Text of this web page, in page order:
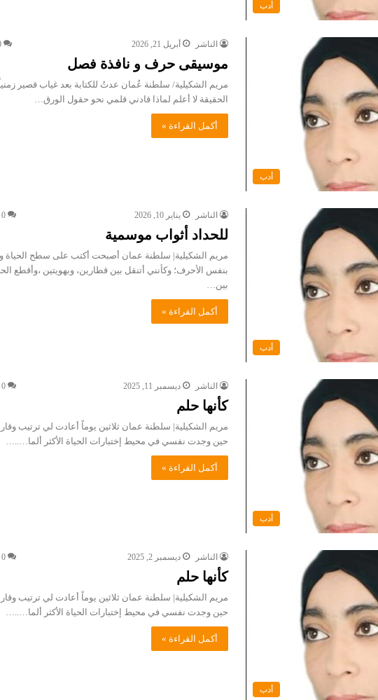
أدب
أدب
الناشر أبريل 21, 2026
موسيقى حرف و نافذة فصل
مريم الشكيلية/ سلطنة عُمان عدتُ للكتابة بعد غياب قصير
الحقيقة لا أعلم لماذا قادني قلمي نحو حقول الورق…
أكمل القراءة »
أدب
الناشر يناير 10, 2026 0
للحداد أثواب موسمية
مريم الشكيلية| سلطنة عمان أصبحت أكتب على سطح الحياة
بنفس الأحرف؛ وكأنني أتنقل بين قطارين، وبهويتين ،وأقطع
بين…
أكمل القراءة »
أدب
الناشر ديسمبر 11, 2025 0
كأنها حلم
مريم الشكيلية| سلطنة عمان ثلاثين يوماً أعادت لي ترتيب
حين وجدت نفسي في محيط إختبارات الحياة الأكثر ألما…..…
أكمل القراءة »
أدب
الناشر ديسمبر 2, 2025 0
كأنها حلم
مريم الشكيلية| سلطنة عمان ثلاثين يوماً أعادت لي ترتيب
حين وجدت نفسي في محيط إختبارات الحياة الأكثر ألما…..…
أكمل القراءة »